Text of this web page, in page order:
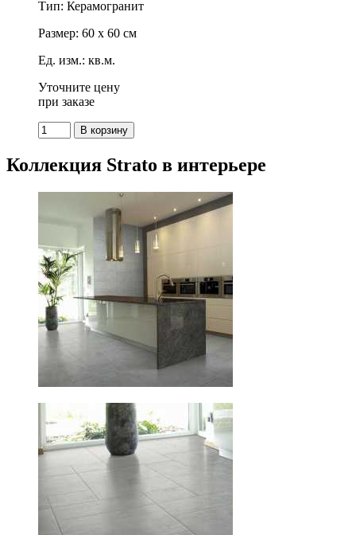
Тип: Керамогранит
Размер: 60 x 60 см
Ед. изм.: кв.м.
Уточните цену
при заказе
Коллекция Strato в интерьере